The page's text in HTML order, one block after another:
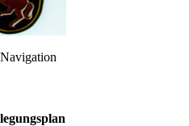
Navigation